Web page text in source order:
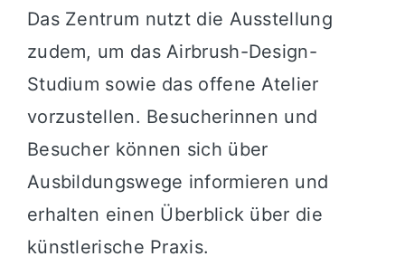
Das Zentrum nutzt die Ausstellung
zudem, um das Airbrush-Design-
Studium sowie das offene Atelier
vorzustellen. Besucherinnen und
Besucher können sich über
Ausbildungswege informieren und
erhalten einen Überblick über die
künstlerische Praxis.